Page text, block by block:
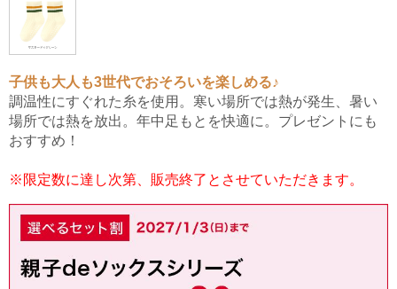
子供も大人も3世代でおそろいを楽しめる♪
調温性にすぐれた糸を使用。寒い場所では熱が発生、暑い
場所では熱を放出。年中足もとを快適に。プレゼントにも
おすすめ！
※限定数に達し次第、販売終了とさせていただきます。